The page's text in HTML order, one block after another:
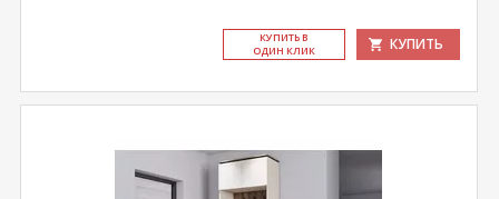
КУ­ПИТЬ В
ОДИН КЛИК
КУПИТЬ